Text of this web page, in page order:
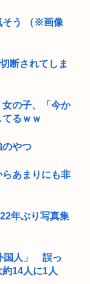
そう （※画像
断されてしま
女の子、「今か
るｗｗ
のやつ
らあまりにも非
年ぶり写真集
国人」 誤っ
14人に1人